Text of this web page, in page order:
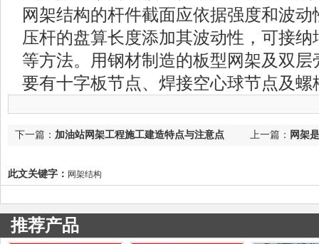
网架结构的杆件截面应依据强度和波
压杆的盘算长度添加其波动性，可接
等方法。用钢材制造的板型网架及双
要有十字板节点、焊接空心球节点及
上一篇： 网架
下一篇： 加油站网架工程施工建造特点与注意点
此文关键字： 网架结构
推荐产品